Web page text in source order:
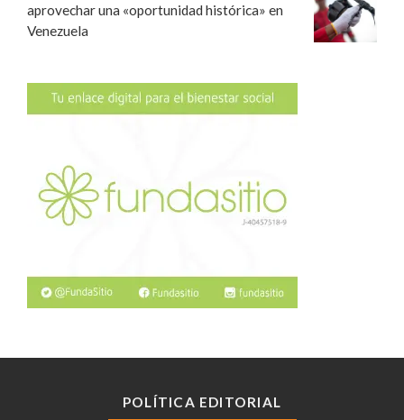
aprovechar una «oportunidad histórica» en
Venezuela
POLÍTICA EDITORIAL